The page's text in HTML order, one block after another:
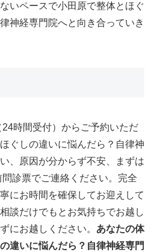
いペースで小田原で整体とほぐ
神経専門院へと向き合っていき
時間受付）からご予約いただ
ぐしの違いに悩んだら？自律神
、原因が分からず不安、まずは
診票でご連絡ください。完全
にお時間を確保してお迎えして
談だけでもとお気持ちでお越し
にお越しください。 あなたの体
違いに悩んだら？自律神経専門